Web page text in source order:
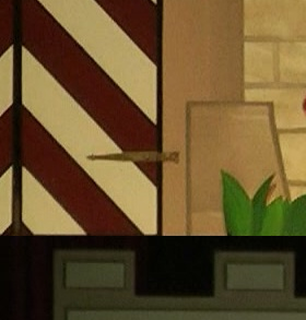
Kleine Garde